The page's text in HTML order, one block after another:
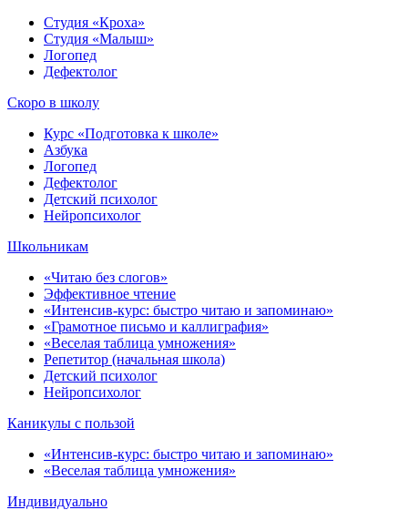
Студия «Кроха»
Студия «Малыш»
Логопед
Дефектолог
Скоро в школу
Курс «Подготовка к школе»
Азбука
Логопед
Дефектолог
Детский психолог
Нейропсихолог
Школьникам
«Читаю без слогов»
Эффективное чтение
«Интенсив-курс: быстро читаю и запоминаю»
«Грамотное письмо и каллиграфия»
«Веселая таблица умножения»
Репетитор (начальная школа)
Детский психолог
Нейропсихолог
Каникулы с пользой
«Интенсив-курс: быстро читаю и запоминаю»
«Веселая таблица умножения»
Индивидуально